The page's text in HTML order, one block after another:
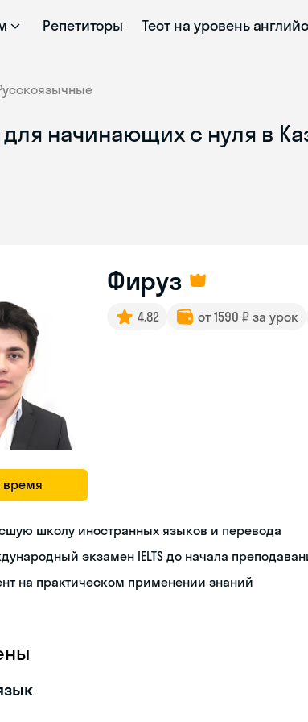
Репетиторы Тест на уровень
начинающих с нуля в
время
Фируз
4.82 от 1590 ₽ за урок
школу иностранных языков и перевода
экзамен IELTS до начала
на практическом применении знаний